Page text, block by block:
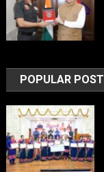
POPULAR POST